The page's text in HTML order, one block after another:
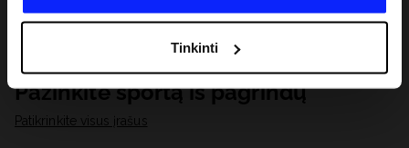
Jūsų asmeninę informaciją savo partneriams, siekdami
analitinius tyrimus, pritaikyti turinį ir tobulinti mūsų
partnerių siūlomus sprendimus (pvz., socialinius tinklus).
Išsamią informaciją rasite mūsų Privatumo politikoje ir
skiltyje „Išsami informacija“.
Tinkinti
Pažinkite sportą iš pagrindų
Patikrinkite visus įrašus